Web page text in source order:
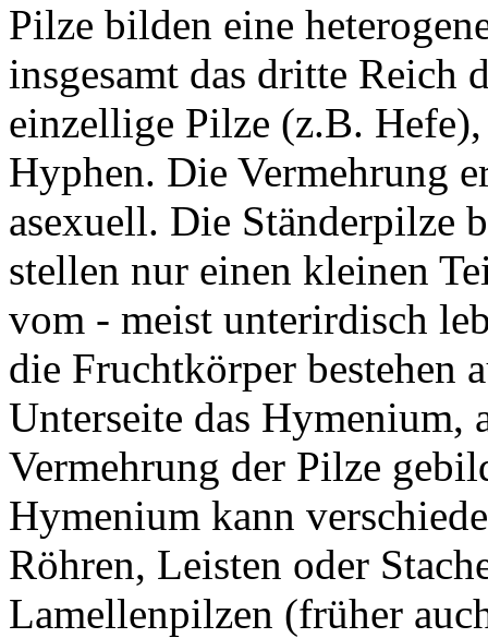
Pilze bilden eine
insgesamt das dritte Reich
einzellige Pilze (z.B.
Hyphen. Die Vermehrung
asexuell. Die Ständerpilze
stellen nur einen kleinen
vom - meist unterirdisch
die Fruchtkörper bestehen
Unterseite das Hymenium,
Vermehrung der Pilze
Hymenium kann
Röhren, Leisten oder
Lamellenpilzen (früher